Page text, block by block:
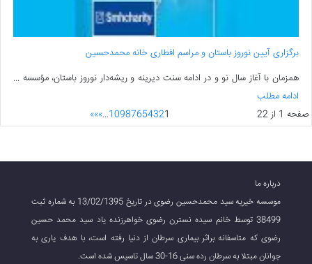
برگزاری آیین نوروز باستان و مراسم افطاری خانه محمدحسین
همزمان با آغاز سال نو و در ادامه سنت دیرینه و ریشه‌دار نوروز باستان، مؤسسه ...
ادامه مطلب
صفحه 1 از 22
1
2
3
4
5
6
7
8
9
10
…
»
»»
درباره ما
موسسه خیریه سید محمدحسین رضوی در تاریخ 13/02/1395 به شماره ثبت
38499 توسط خانم سیده نسترن رضوی خواهرزنده یاد سید محمد حسین
رضوی که متاسفانه براثر بیماری سرطان از دنیا رفته است، با هدف یاری به
جوانان مبتلا به سرطان رده سنی 16-30 سال تاسیس شده است.